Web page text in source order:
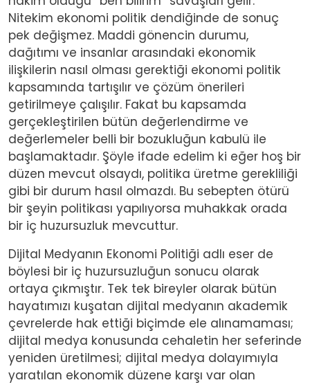
Nitekim ekonomi politik dendiğinde de sonuç
pek değişmez. Maddi gönencin durumu,
dağıtımı ve insanlar arasındaki ekonomik
ilişkilerin nasıl olması gerektiği ekonomi politik
kapsamında tartışılır ve çözüm önerileri
getirilmeye çalışılır. Fakat bu kapsamda
gerçekleştirilen bütün değerlendirme ve
değerlemeler belli bir bozukluğun kabulü ile
başlamaktadır. Şöyle ifade edelim ki eğer hoş bir
düzen mevcut olsaydı, politika üretme gerekliliği
gibi bir durum hasıl olmazdı. Bu sebepten ötürü
bir şeyin politikası yapılıyorsa muhakkak orada
bir iç huzursuzluk mevcuttur.
Dijital Medyanın Ekonomi Politiği adlı eser de
böylesi bir iç huzursuzluğun sonucu olarak
ortaya çıkmıştır. Tek tek bireyler olarak bütün
hayatımızı kuşatan dijital medyanın akademik
çevrelerde hak ettiği biçimde ele alınamaması;
dijital medya konusunda cehaletin her seferinde
yeniden üretilmesi; dijital medya dolayımıyla
yaratılan ekonomik düzene karşı var olan